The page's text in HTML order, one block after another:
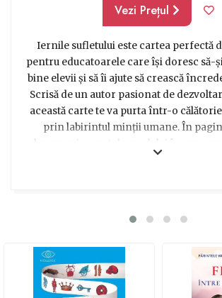
Vezi Prețul
Iernile sufletului este cartea perfectă
pentru educatoarele care își doresc să-
bine elevii și să îi ajute să crească
Scrisă de un autor pasionat de
această carte te va purta într-o
prin labirintul minții umane. În
descoperi secretele modului în care
neexplorate ale psihologiei și să îți
pentru educatoarele care caută să-și
metodele de predare și să creeze o
autentică cu elevii lor.